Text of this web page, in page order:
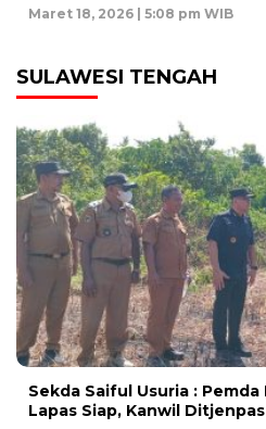
Maret 18, 2026 | 5:08 pm WIB
SULAWESI TENGAH
Sekda Saiful Usuria :
Lapas Siap, Kanwil